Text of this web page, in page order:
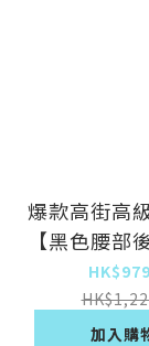
爆款高街高
【黑色腰部
鬆緊彈帶
下單後與客
尺碼
加入購